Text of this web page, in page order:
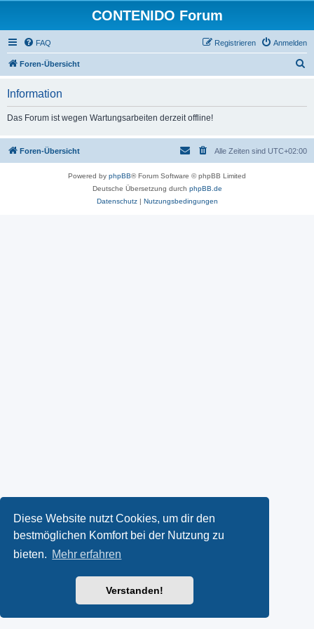
Diese Website nutzt Cookies, um dir den
bestmöglichen Komfort bei der Nutzung zu
bieten. Mehr erfahren
Verstanden!
CONTENIDO Forum
FAQ Anmelden
Registrieren
Foren-Übersicht
Information
Das Forum ist wegen Wartungsarbeiten derzeit offline!
Foren-Übersicht Alle Zeiten sind UTC+02:00
Powered by phpBB® Forum Software © phpBB Limited
Deutsche Übersetzung durch phpBB.de
Datenschutz| Nutzungsbedingungen